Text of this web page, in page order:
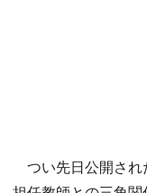
つい先日公開され